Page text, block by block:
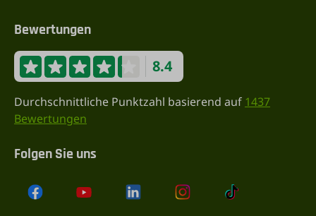
Bewertungen
8.4
Durchschnittliche Punktzahl basierend auf 1437
Bewertungen
Folgen Sie uns